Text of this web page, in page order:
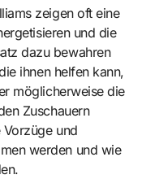
zeigen oft eine
und die
dazu bewahren
ihnen helfen kann,
möglicherweise die
Zuschauern
Vorzüge und
werden und wie